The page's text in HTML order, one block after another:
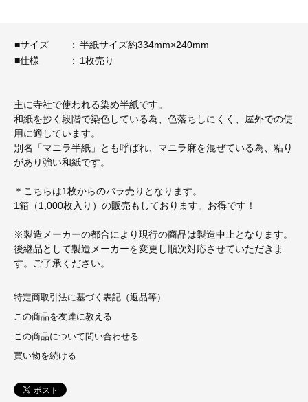
■サイズ ： 半紙サイズ約334mm×240mm
■仕様
： 1枚売り
主に寺社で使われる染め半紙です。
和紙を抄く段階で染色している為、色落ちしにくく、屋外での使
用に適しています。
別名「マニラ半紙」とも呼ばれ、マニラ麻を混ぜている為、粘り
があり強い和紙です。
＊こちらは1枚からのバラ売りとなります。
1箱（1,000枚入り）の販売もしております。お得です！
※製造メーカーの都合により現行の商品は製造中止となります。
後継品として製造メーカーを変更し順次対応させていただきま
す。ご了承ください。
特定商取引法に基づく表記（返品等）
この商品を友達に教える
この商品について問い合わせる
買い物を続ける